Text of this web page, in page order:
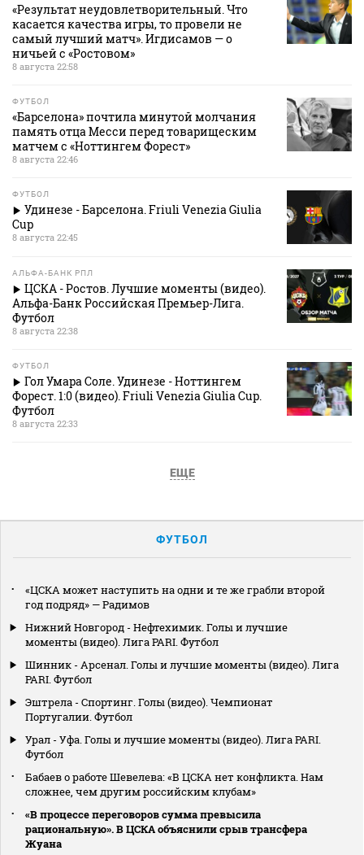
«Результат неудовлетворительный. Что
касается качества игры, то провели не
самый лучший матч». Игдисамов — о
ничьей с «Ростовом»
8 августа 22:58
ФУТБОЛ
«Барселона» почтила минутой молчания
память отца Месси перед товарищеским
матчем с «Ноттингем Форест»
8 августа 22:46
ФУТБОЛ
Удинезе - Барселона. Friuli Venezia Giulia
Cup
8 августа 22:45
АЛЬФА-БАНК РПЛ
ЦСКА - Ростов. Лучшие моменты (видео).
Альфа-Банк Российская Премьер-Лига.
Футбол
8 августа 22:38
ФУТБОЛ
Гол Умара Соле. Удинезе - Ноттингем
Форест. 1:0 (видео). Friuli Venezia Giulia Cup.
Футбол
8 августа 22:33
ЕЩЕ
ФУТБОЛ
«ЦСКА может наступить на одни и те же грабли второй
год подряд» — Радимов
Нижний Новгород - Нефтехимик. Голы и лучшие
моменты (видео). Лига PARI. Футбол
Шинник - Арсенал. Голы и лучшие моменты (видео). Лига
PARI. Футбол
Эштрела - Спортинг. Голы (видео). Чемпионат
Португалии. Футбол
Урал - Уфа. Голы и лучшие моменты (видео). Лига PARI.
Футбол
Бабаев о работе Шевелева: «В ЦСКА нет конфликта. Нам
сложнее, чем другим российским клубам»
«В процессе переговоров сумма превысила
рациональную». В ЦСКА объяснили срыв трансфера
Жуана